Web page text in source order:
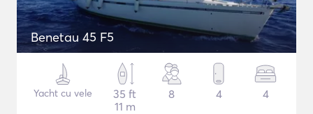
Benetau 45 F5
Yacht cu vele
35 ft
11 m
8 4 4